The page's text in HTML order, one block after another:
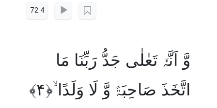
72:4
وَّ اَنَّہٗ تَعٰلٰی جَدُّ رَبِّنَا مَا
اتَّخَذَ صَاحِبَۃً وَّ لَا وَلَدًا ۙ﴿۴﴾